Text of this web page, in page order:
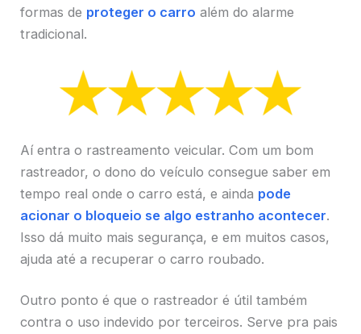
formas de proteger o carro além do alarme
tradicional.
Aí entra o rastreamento veicular. Com um bom
rastreador, o dono do veículo consegue saber em
tempo real onde o carro está, e ainda pode
acionar o bloqueio se algo estranho acontecer.
Isso dá muito mais segurança, e em muitos casos,
ajuda até a recuperar o carro roubado.
Outro ponto é que o rastreador é útil também
contra o uso indevido por terceiros. Serve pra pais